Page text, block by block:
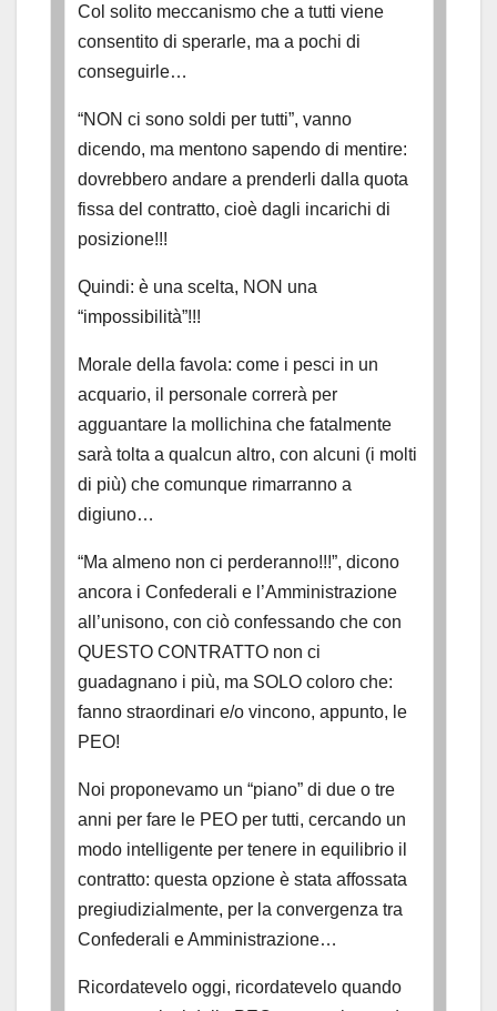
Col solito meccanismo che a tutti viene
consentito di sperarle, ma a pochi di
conseguirle…
“NON ci sono soldi per tutti”, vanno
dicendo, ma mentono sapendo di mentire:
dovrebbero andare a prenderli dalla quota
fissa del contratto, cioè dagli incarichi di
posizione!!!
Quindi: è una scelta, NON una
“impossibilità”!!!
Morale della favola: come i pesci in un
acquario, il personale correrà per
agguantare la mollichina che fatalmente
sarà tolta a qualcun altro, con alcuni (i molti
di più) che comunque rimarranno a
digiuno…
“Ma almeno non ci perderanno!!!”, dicono
ancora i Confederali e l’Amministrazione
all’unisono, con ciò confessando che con
QUESTO CONTRATTO non ci
guadagnano i più, ma SOLO coloro che:
fanno straordinari e/o vincono, appunto, le
PEO!
Noi proponevamo un “piano” di due o tre
anni per fare le PEO per tutti, cercando un
modo intelligente per tenere in equilibrio il
contratto: questa opzione è stata affossata
pregiudizialmente, per la convergenza tra
Confederali e Amministrazione…
Ricordatevelo oggi, ricordatevelo quando